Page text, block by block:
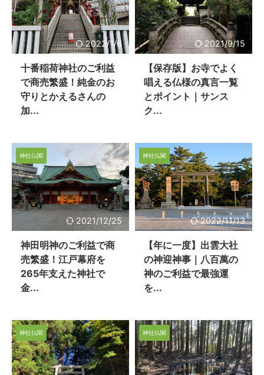
2022/1/6
十番稲荷神社のご利益
で商売繁盛！純金のお
守りとかえるさんの
加...
2021/9/15
【保存版】お寺でよく
唱える仏様の真言一覧
とポイント｜サンス
ク...
2021/12/25
神社仏閣
神田明神のご利益で商
売繁盛！江戸幕府を
265年支えた神社で
金...
2022/11/13
神社仏閣
【年に一度】出雲大社
の神迎神事｜八百萬の
神のご利益で最強運
を...
神社仏閣 神社仏閣